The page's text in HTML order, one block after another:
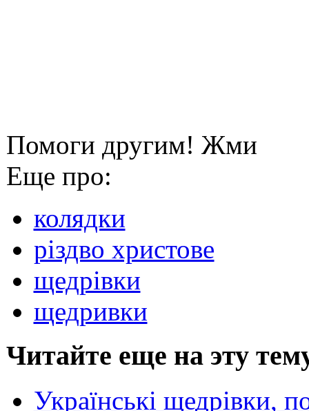
Помоги другим! Жми
Еще про:
колядки
різдво христове
щедрівки
щедривки
Читайте еще на эту
Українські щедрівки,